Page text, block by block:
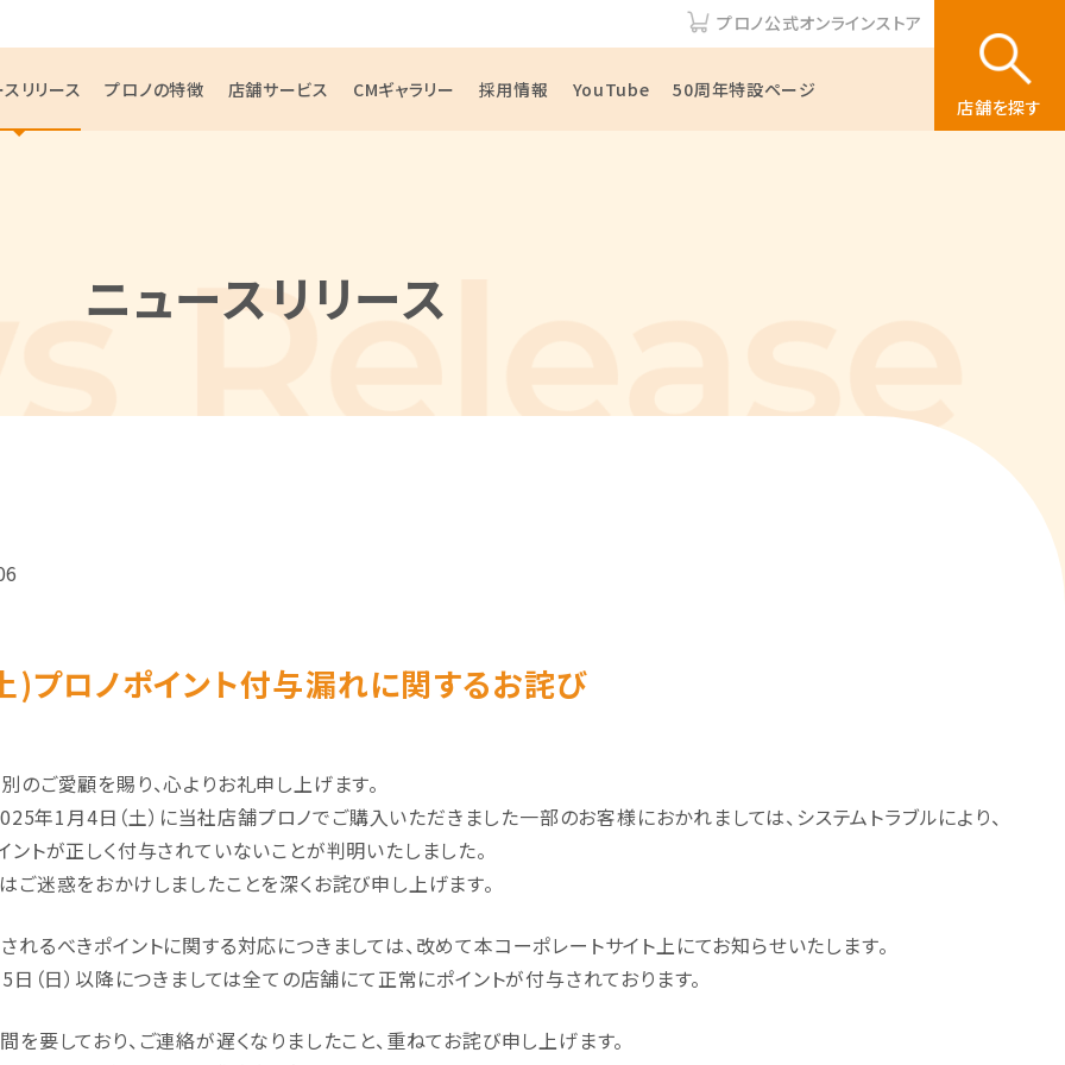
プロノ公式オンラインストア
リリース プロノの特徴 店舗サービス CMギャラリー 採用情報 YouTube 50周年特設ページ
店舗を探す
ニュースリリース
プロノポイント付与漏れに関するお詫び
のご愛顧を賜り、心よりお礼申し上げます。
年1月4日（土）に当社店舗プロノでご購入いただきました一部のお客様におかれましては、システムトラブルにより、
ントが正しく付与されていないことが判明いたしました。
ご迷惑をおかけしましたことを深くお詫び申し上げます。
れるべきポイントに関する対応につきましては、改めて本コーポレートサイト上にてお知らせいたします。
日（日）以降につきましては全ての店舗にて正常にポイントが付与されております。
を要しており、ご連絡が遅くなりましたこと、重ねてお詫び申し上げます。